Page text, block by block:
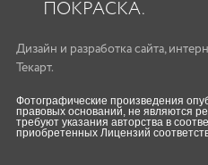
ПОКРАСКА.
Дизайн и разработка сайта,
Текарт.
Фотографические произведения
правовых оснований, не являются
требуют указания авторства в
приобретенных Лицензий